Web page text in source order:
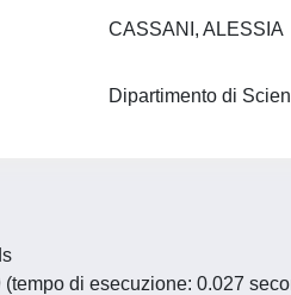
CASSANI, ALESSIA
Dipartimento di
(tempo di esecuzione: 0.027